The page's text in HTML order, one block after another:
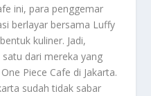
ini, para penggemar
berlayar bersama Luffy
kuliner. Jadi,
dari mereka yang
Piece Cafe di Jakarta.
sudah tidak sabar